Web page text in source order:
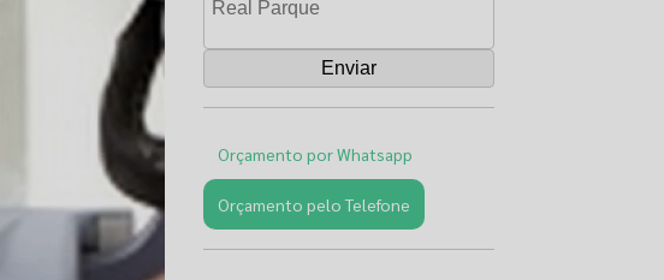
Orçamento por Whatsapp
Orçamento pelo Telefone